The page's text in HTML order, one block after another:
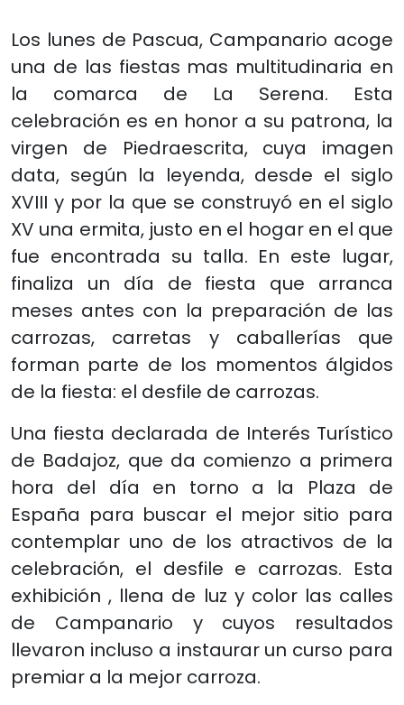
Los lunes de Pascua, Campanario acoge
una de las fiestas mas multitudinaria en
la comarca de La Serena. Esta
celebración es en honor a su patrona, la
virgen de Piedraescrita, cuya imagen
data, según la leyenda, desde el siglo
XVIII y por la que se construyó en el siglo
XV una ermita, justo en el hogar en el que
fue encontrada su talla. En este lugar,
finaliza un día de fiesta que arranca
meses antes con la preparación de las
carrozas, carretas y caballerías que
forman parte de los momentos álgidos
de la fiesta: el desfile de carrozas.
Una fiesta declarada de Interés Turístico
de Badajoz, que da comienzo a primera
hora del día en torno a la Plaza de
España para buscar el mejor sitio para
contemplar uno de los atractivos de la
celebración, el desfile e carrozas. Esta
exhibición , llena de luz y color las calles
de Campanario y cuyos resultados
llevaron incluso a instaurar un curso para
premiar a la mejor carroza.